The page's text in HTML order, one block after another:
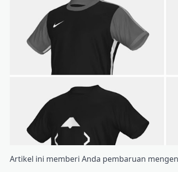
Artikel ini memberi Anda pembaruan